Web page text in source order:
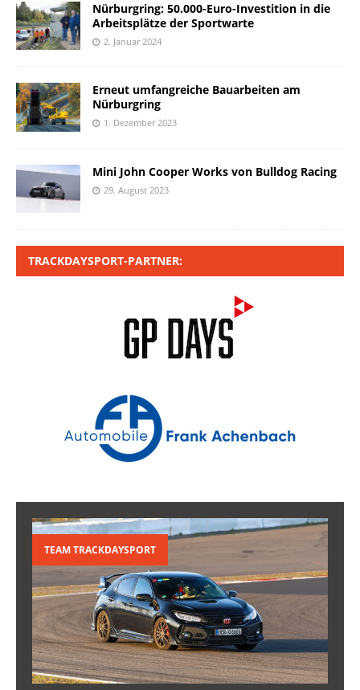
Nürburgring: 50.000-Euro-Investition in die
Arbeitsplätze der Sportwarte
2. Januar 2024
Erneut umfangreiche Bauarbeiten am
Nürburgring
1. Dezember 2023
Mini John Cooper Works von Bulldog Racing
29. August 2023
TRACKDAYSPORT-PARTNER:
TEAM TRACKDAYSPORT